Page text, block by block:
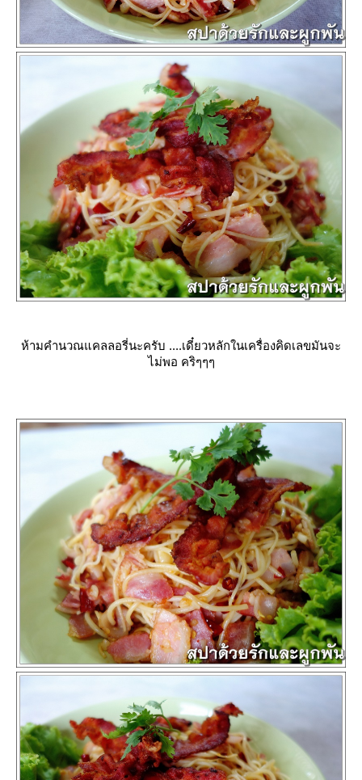
ห้ามคำนวณแคลลอรี่นะครับ ....เดี๋ยวหลักในเครื่องคิดเลขมันจะ
ไม่พอ คริๆๆๆ